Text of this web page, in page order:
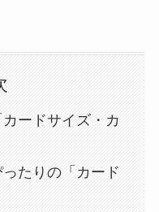
ードサイズ・カ
たりの「カード